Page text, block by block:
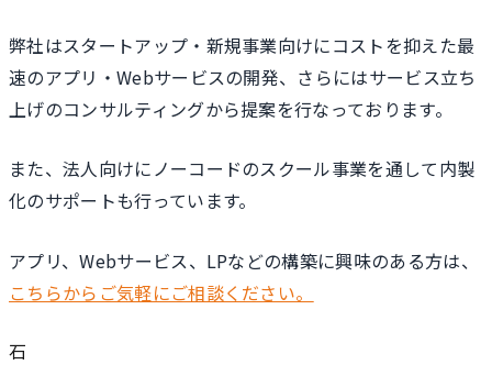
弊社はスタートアップ・新規事業向けにコストを抑えた最
速のアプリ・Webサービスの開発、さらにはサービス立ち
上げのコンサルティングから提案を行なっております。
また、法人向けにノーコードのスクール事業を通して内製
化のサポートも行っています。
アプリ、Webサービス、LPなどの構築に興味のある方は、
こちらからご気軽にご相談ください。
石